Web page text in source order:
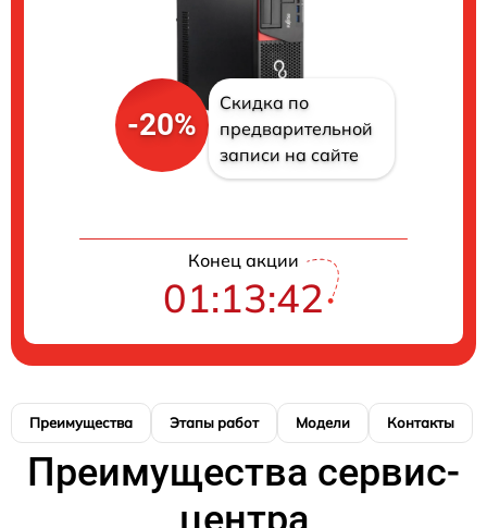
-20%
Скидка по
предварительной
записи на сайте
Конец акции
01:13:41
Преимущества Этапы работ Модели Контакты
Преимущества сервис-